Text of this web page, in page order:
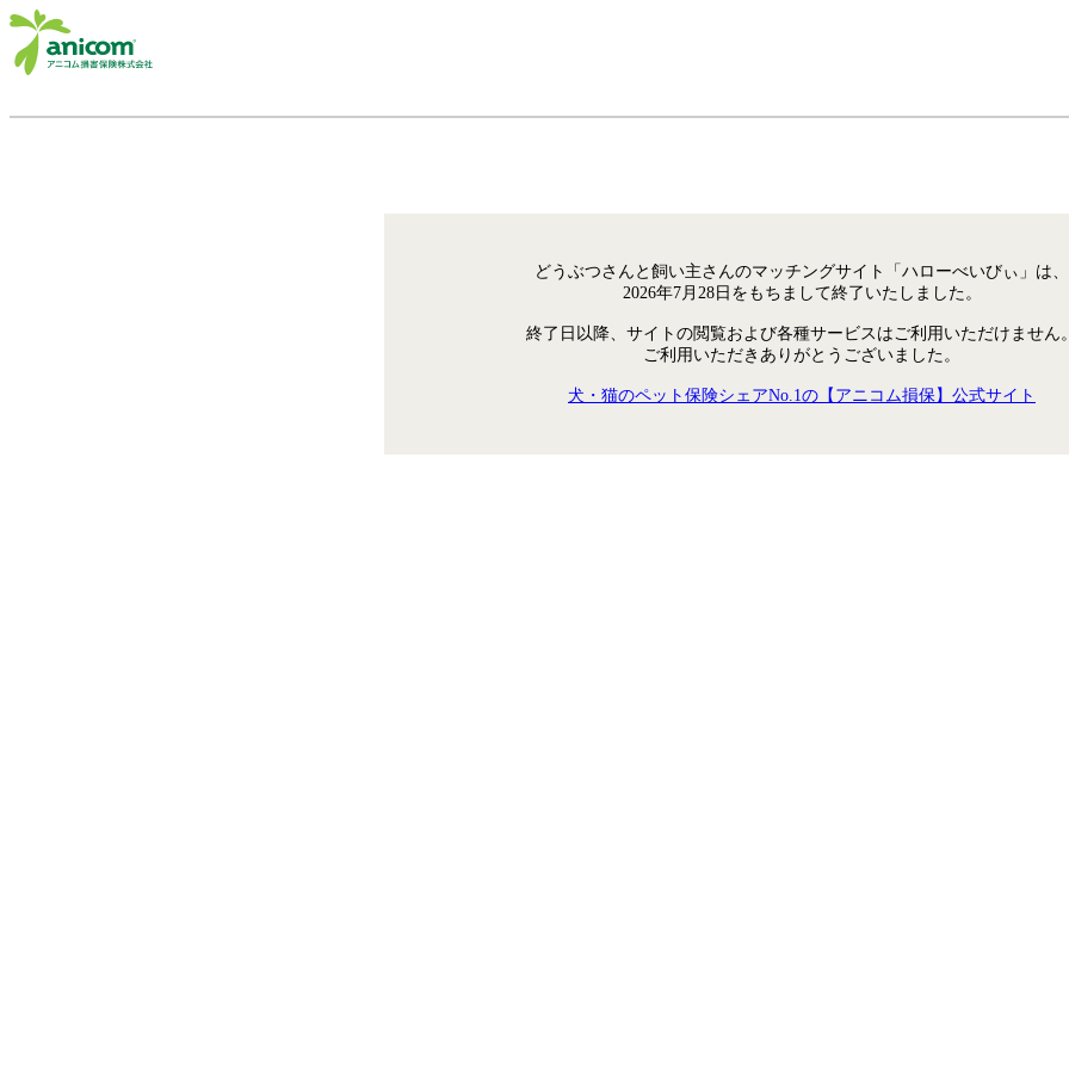
どうぶつさんと飼い主さんのマッチングサイト「ハローべいびぃ」は、
2026年7月28日をもちまして終了いたしました。
終了日以降、サイトの閲覧および各種サービスはご利用いただけません
ご利用いただきありがとうございました。
犬・猫のペット保険シェアNo.1の【アニコム損保】公式サイト